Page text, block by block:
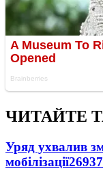
ЧИТАЙТЕ
Уряд ухвалив
мобілізації26937